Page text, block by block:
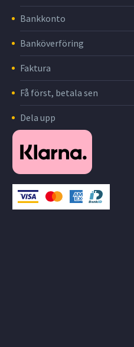
Bankkonto
Banköverföring
Faktura
Få först, betala sen
Dela upp